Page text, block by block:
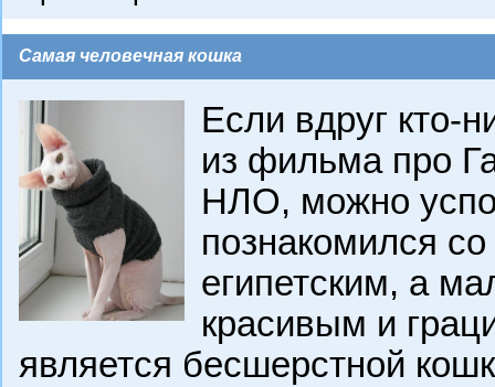
Самая человечная кошка
Если вдруг кто-
из фильма про
НЛО, можно
познакомился
египетским, а
красивым и
является бесшерстной